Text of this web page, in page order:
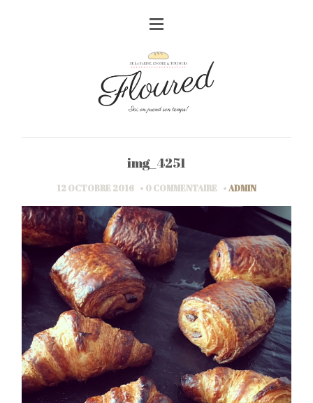
img_4251
12 OCTOBRE 2016 0 COMMENTAIRE ADMIN